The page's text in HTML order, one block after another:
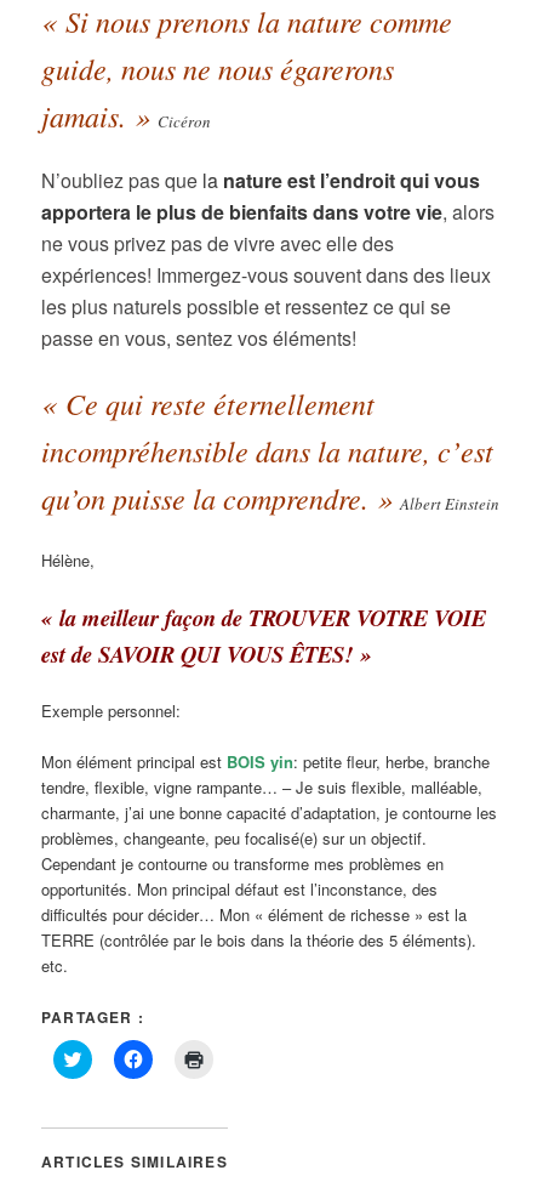
« Si nous prenons la nature comme
guide, nous ne nous égarerons
jamais. » Cicéron
N’oubliez pas que la nature est l’endroit qui vous
apportera le plus de bienfaits dans votre vie, alors
ne vous privez pas de vivre avec elle des
expériences! Immergez-vous souvent dans des lieux
les plus naturels possible et ressentez ce qui se
passe en vous, sentez vos éléments!
« Ce qui reste éternellement
incompréhensible dans la nature, c’est
qu’on puisse la comprendre. »Albert Einstein
Hélène,
« la meilleur façon de TROUVER VOTRE VOIE
est de SAVOIR QUI VOUS ÊTES! »
Exemple personnel:
Mon élément principal est BOIS yin: petite fleur, herbe, branche
tendre, flexible, vigne rampante… – Je suis flexible, malléable,
charmante, j’ai une bonne capacité d’adaptation, je contourne les
problèmes, changeante, peu focalisé(e) sur un objectif.
Cependant je contourne ou transforme mes problèmes en
opportunités. Mon principal défaut est l’inconstance, des
difficultés pour décider… Mon « élément de richesse » est la
TERRE (contrôlée par le bois dans la théorie des 5 éléments).
etc.
PARTAGER :
Cliquez
pour
dans
nouvelle
Cliquez
pour
dans
nouvelle
nouvelle
ARTICLES SIMILAIRES